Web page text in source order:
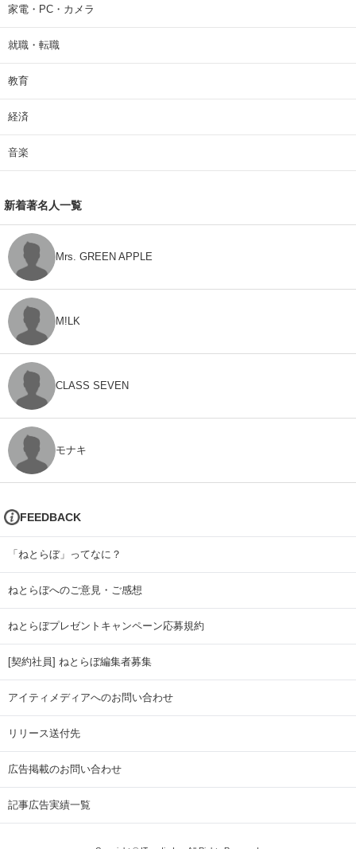
家電・PC・カメラ
就職・転職
教育
経済
音楽
新着著名人一覧
Mrs. GREEN APPLE
M!LK
CLASS SEVEN
モナキ
FEEDBACK
「ねとらぼ」ってなに？
ねとらぼへのご意見・ご感想
ねとらぼプレゼントキャンペーン応募規約
[契約社員] ねとらぼ編集者募集
アイティメディアへのお問い合わせ
リリース送付先
広告掲載のお問い合わせ
記事広告実績一覧